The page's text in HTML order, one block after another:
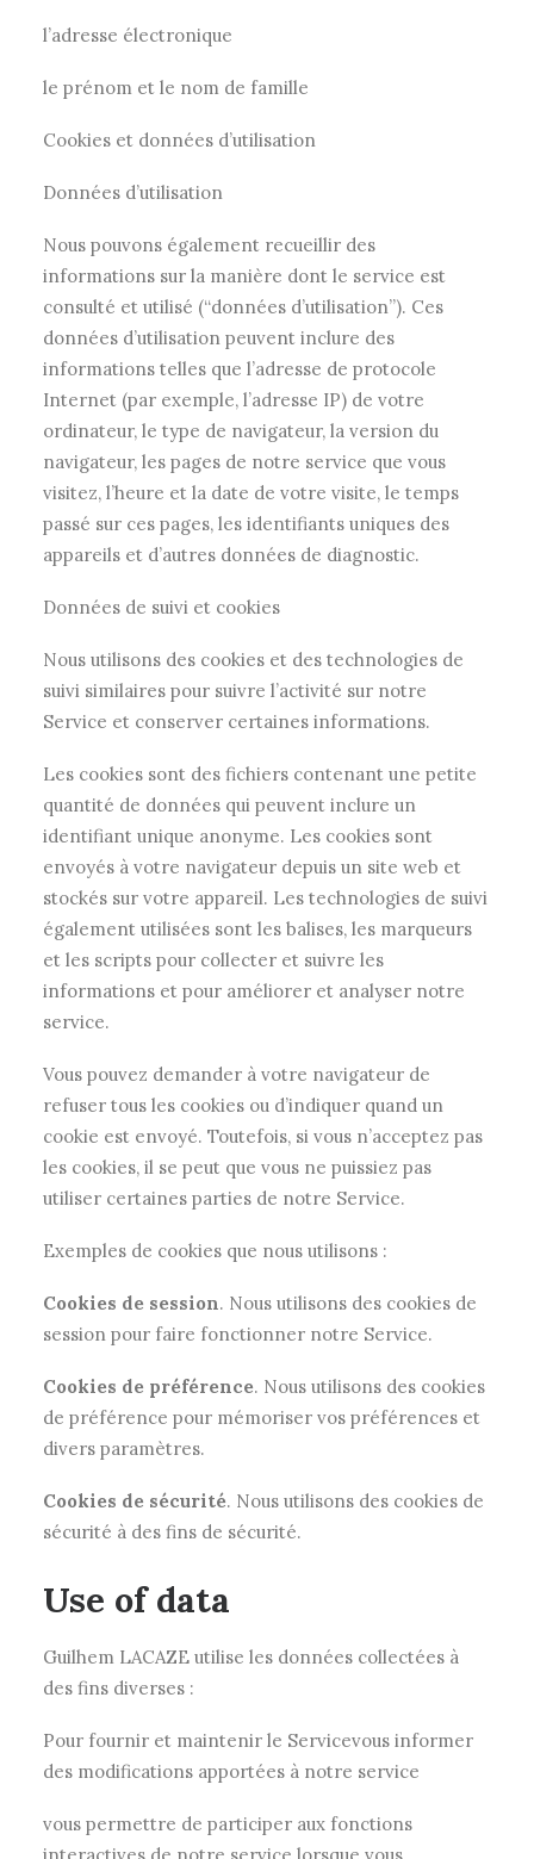
l’adresse électronique
le prénom et le nom de famille
Cookies et données d’utilisation
Données d’utilisation
Nous pouvons également recueillir des
informations sur la manière dont le service est
consulté et utilisé (“données d’utilisation”). Ces
données d’utilisation peuvent inclure des
informations telles que l’adresse de protocole
Internet (par exemple, l’adresse IP) de votre
ordinateur, le type de navigateur, la version du
navigateur, les pages de notre service que vous
visitez, l’heure et la date de votre visite, le temps
passé sur ces pages, les identifiants uniques des
appareils et d’autres données de diagnostic.
Données de suivi et cookies
Nous utilisons des cookies et des technologies de
suivi similaires pour suivre l’activité sur notre
Service et conserver certaines informations.
Les cookies sont des fichiers contenant une petite
quantité de données qui peuvent inclure un
identifiant unique anonyme. Les cookies sont
envoyés à votre navigateur depuis un site web et
stockés sur votre appareil. Les technologies de suivi
également utilisées sont les balises, les marqueurs
et les scripts pour collecter et suivre les
informations et pour améliorer et analyser notre
service.
Vous pouvez demander à votre navigateur de
refuser tous les cookies ou d’indiquer quand un
cookie est envoyé. Toutefois, si vous n’acceptez pas
les cookies, il se peut que vous ne puissiez pas
utiliser certaines parties de notre Service.
Exemples de cookies que nous utilisons :
Cookies de session. Nous utilisons des cookies de
session pour faire fonctionner notre Service.
Cookies de préférence. Nous utilisons des cookies
de préférence pour mémoriser vos préférences et
divers paramètres.
Cookies de sécurité. Nous utilisons des cookies de
sécurité à des fins de sécurité.
Use of data
Guilhem LACAZE utilise les données collectées à
des fins diverses :
Pour fournir et maintenir le Servicevous informer
des modifications apportées à notre service
vous permettre de participer aux fonctions